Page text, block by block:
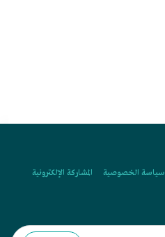
سياسة الخصوصية
المشاركة الإلكترونية